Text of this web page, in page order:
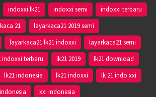
indoxxi lk21 indoxxi semi
indoxxi terbaru
21
layarkaca21 2019 semi
layarkaca21 lk21 indoxxi
layarkaca21 semi
indoxxi terbaru lk21 2019
lk21 download
lk21 indonesia lk21 indoxxi
lk 21 indo xxi
xxi indonesia